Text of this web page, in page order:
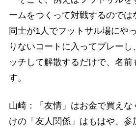
ームをつくって対戦するのでは
同士が1人でフットサル場にや
りないコートに入ってプレーし
ッチして解散するだけで、名
す。
山崎：「友情」はお金で買えな
けの「友人関係」はもはや、参